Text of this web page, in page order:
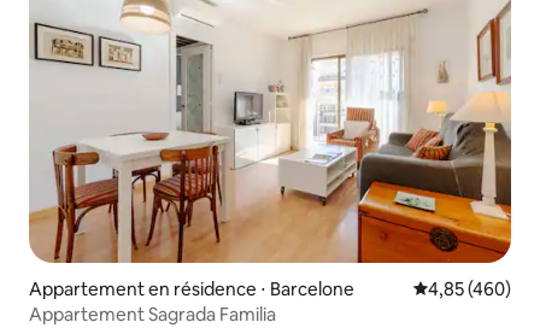
Appartement en résidence ⋅ Barcelone Évaluation
4,85 (460)
Appartement Sagrada Familia